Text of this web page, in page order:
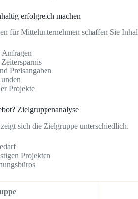
erfolgreich machen
für Mittelunternehmen schaffen Sie
Anfragen
Preisangaben
Projekte
Zielgruppenanalyse
sich die Zielgruppe unterschiedlich.
Projekten